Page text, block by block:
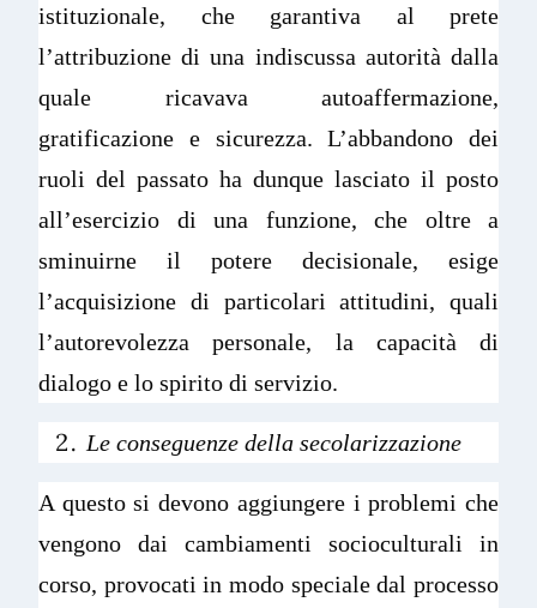
istituzionale, che garantiva al prete
l’attribuzione di una indiscussa autorità dalla
quale ricavava autoaffermazione,
gratificazione e sicurezza. L’abbandono dei
ruoli del passato ha dunque lasciato il posto
all’esercizio di una funzione, che oltre a
sminuirne il potere decisionale, esige
l’acquisizione di particolari attitudini, quali
l’autorevolezza personale, la capacità di
dialogo e lo spirito di servizio.
Le conseguenze della secolarizzazione
A questo si devono aggiungere i problemi che
vengono dai cambiamenti socioculturali in
corso, provocati in modo speciale dal processo